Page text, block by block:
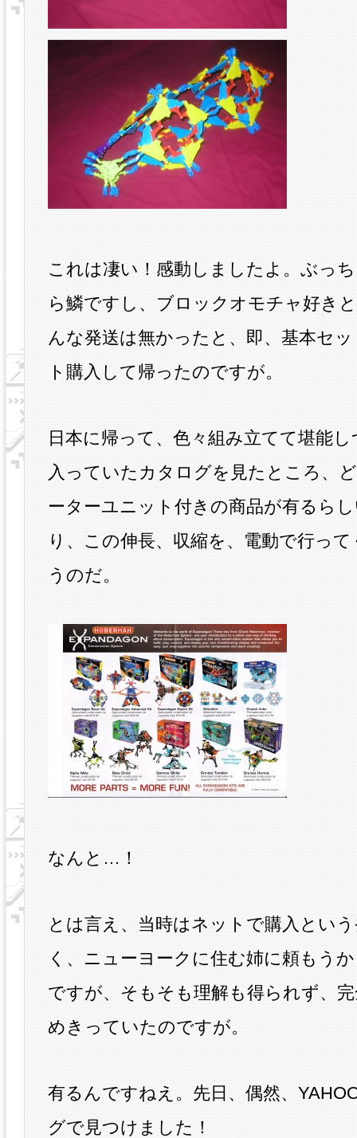
これは凄い！感動しましたよ。ぶっ
ら鱗ですし、ブロックオモチャ好き
んな発送は無かったと、即、基本セ
ト購入して帰ったのですが。
日本に帰って、色々組み立てて堪能
入っていたカタログを見たところ、
ーターユニット付きの商品が有るら
り、この伸長、収縮を、電動で行っ
うのだ。
なんと…！
とは言え、当時はネットで購入とい
く、ニューヨークに住む姉に頼もう
ですが、そもそも理解も得られず、
めきっていたのですが。
有るんですねえ。先日、偶然、
グで見つけました！